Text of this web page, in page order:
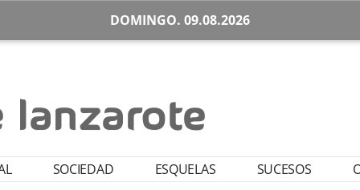
DOMINGO. 09.08.2026
SOCIEDAD ESQUELAS SUCESOS